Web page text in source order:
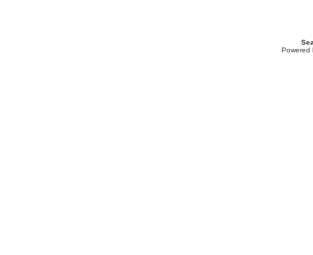
Powered